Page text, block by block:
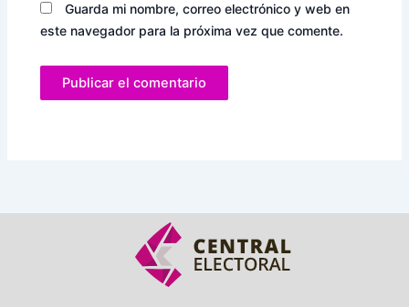
Guarda mi nombre, correo electrónico y web en
este navegador para la próxima vez que comente.